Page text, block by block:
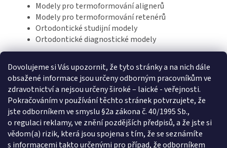
Dovolujeme si Vás upozornit, že tyto stránky a na nich dále
obsažené informace jsou určeny odborným pracovníkům ve
zdravotnictví a nejsou určeny široké – laické - veřejnosti.
Pokračováním v používání těchto stránek potvrzujete, že
jste odborníkem ve smyslu §2a zákona č. 40/1995 Sb.,
o regulaci reklamy, ve znění pozdějších předpisů, a že jste si
vědom(a) rizik, která jsou spojena s tím, že se seznámíte
s informacemi takto určenými pro případ, že odborníkem
Modely pro termoformování alignerů
Modely pro termoformování retenérů
Ortodontické studijní modely
Ortodontické diagnostické modely
Informace pro vás